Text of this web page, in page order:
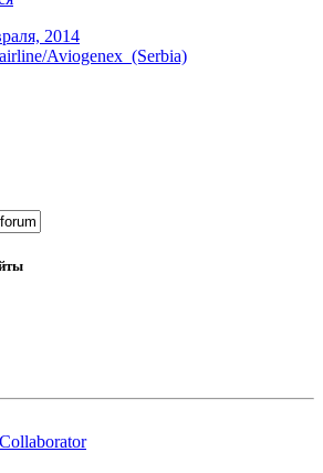
2014
Aviogenex_(Serbia)